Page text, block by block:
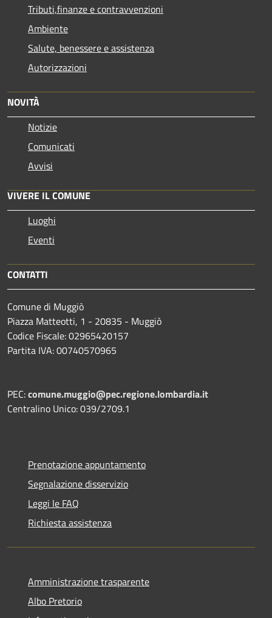
Tributi,finanze e contravvenzioni
Ambiente
Salute, benessere e assistenza
Autorizzazioni
NOVITÀ
Notizie
Comunicati
Avvisi
VIVERE IL COMUNE
Luoghi
Eventi
CONTATTI
Comune di Muggiò
Piazza Matteotti, 1 - 20835 - Muggiò
Codice Fiscale: 02965420157
Partita IVA: 00740570965
PEC:comune.muggio@pec.regione.lombardia.it
Centralino Unico: 039/2709.1
Prenotazione appuntamento
Segnalazione disservizio
Leggi le FAQ
Richiesta assistenza
Amministrazione trasparente
Albo Pretorio